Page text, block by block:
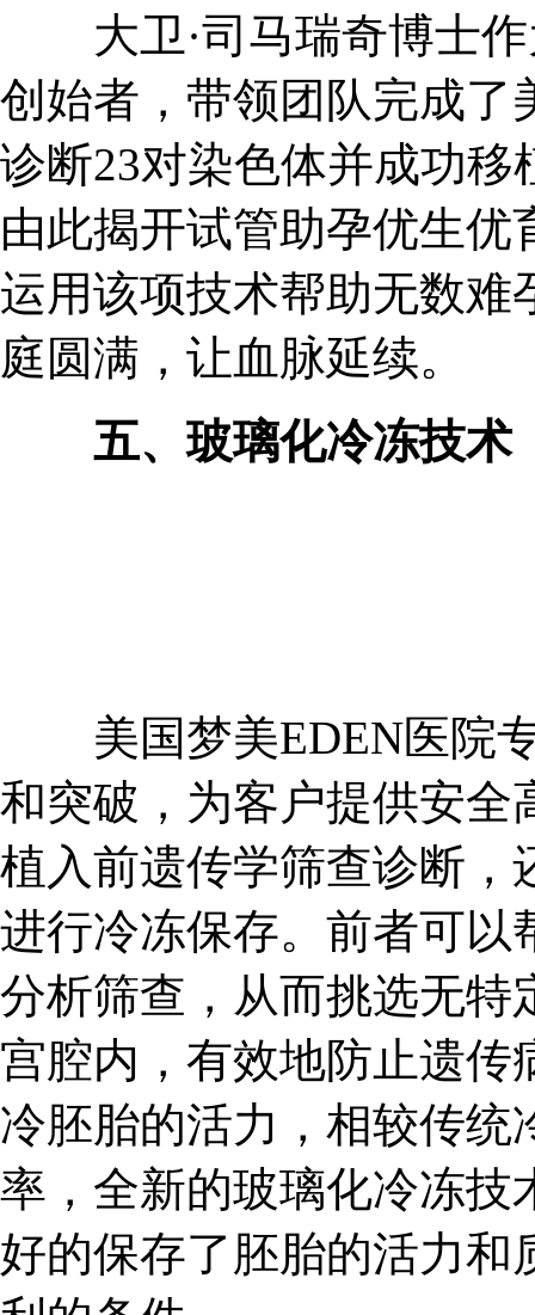
大卫·司马瑞奇博士作
创始者，带领团队完成了
诊断23对染色体并成功
由此揭开试管助孕优生
运用该项技术帮助无数难
庭圆满，让血脉延续。
五、玻璃化冷冻技术
美国梦美EDEN医院专
和突破，为客户提供安全
植入前遗传学筛查诊断，
进行冷冻保存。前者可以
分析筛查，从而挑选无特
宫腔内，有效地防止遗传
冷胚胎的活力，相较传统
率，全新的玻璃化冷冻技
好的保存了胚胎的活力和